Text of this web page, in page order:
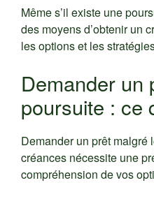
Même s’il existe une
des moyens d’obtenir un
les options et les
Demander un
poursuite : ce
Demander un prêt malgré
créances nécessite une
compréhension de vos